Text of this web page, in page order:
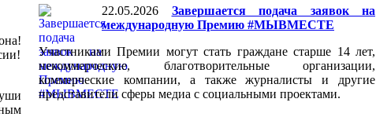
22.05.2026
Завершается подача заявок на
международную Премию #МЫВМЕСТЕ
Участниками Премии могут стать граждане старше 14 лет,
некоммерческие, благотворительные организации,
коммерческие компании, а также журналисты и другие
представители сферы медиа с социальными проектами.